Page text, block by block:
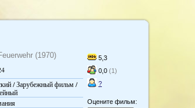
5,3
0,0 (1)
?
Оцените фильм:
(1970)
/ Зарубежный фильм /